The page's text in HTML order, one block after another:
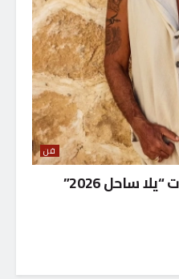
فن
عمرو دياب يفتتح فعاليات “يلا ساحل 2026”